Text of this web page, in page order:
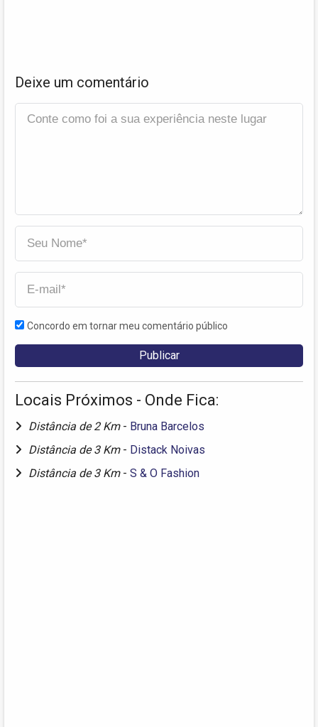
Deixe um comentário
Concordo em tornar meu comentário público
Locais Próximos - Onde Fica:
Distância de 2 Km - Bruna Barcelos
Distância de 3 Km - Distack Noivas
Distância de 3 Km - S & O Fashion